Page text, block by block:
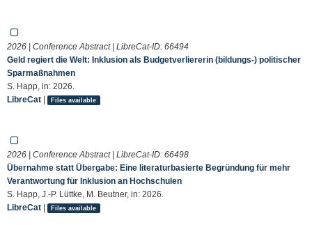
2026 | Conference Abstract | LibreCat-ID: 66494
Geld regiert die Welt: Inklusion als Budgetverliererin (bildungs-) politischer
Sparmaßnahmen
S. Happ, in: 2026.
LibreCat | Files available
2026 | Conference Abstract | LibreCat-ID: 66498
Übernahme statt Übergabe: Eine literaturbasierte Begründung für mehr
Verantwortung für Inklusion an Hochschulen
S. Happ, J.-P. Lüttke, M. Beutner, in: 2026.
LibreCat | Files available